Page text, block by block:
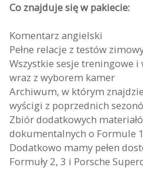
Co znajduje się w pakiecie:
Komentarz angielski
Pełne relacje z testów
Wszystkie sesje treningowe i
wraz z wyborem kamer
Archiwum, w którym
wyścigi z poprzednich
Zbiór dodatkowych
dokumentalnych o Formule 1
Dodatkowo mamy pełen
Formuły 2, 3 i Porsche